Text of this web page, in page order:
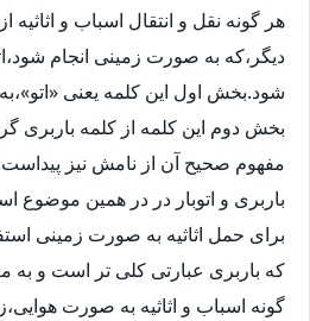
هر گونه نقل و انتقال اسباب و اثاثیه
دیگر،که به صورت زمینی انجام
شود.بخش اول این کلمه یعنی
بخش دوم این کلمه از کلمه باربری
مفهوم صحیح آن از نامش نیز
باربری و اتوبار در در همین موضوع
برای حمل اثاثیه به صورت زمینی
که باربری عبارتی کلی تر است و به
گونه اسباب و اثاثیه به صورت